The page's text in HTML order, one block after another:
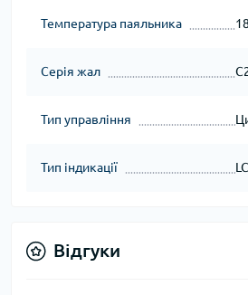
Температура паяльника
Серія жал
Тип управління
Тип індикації
Відгуки